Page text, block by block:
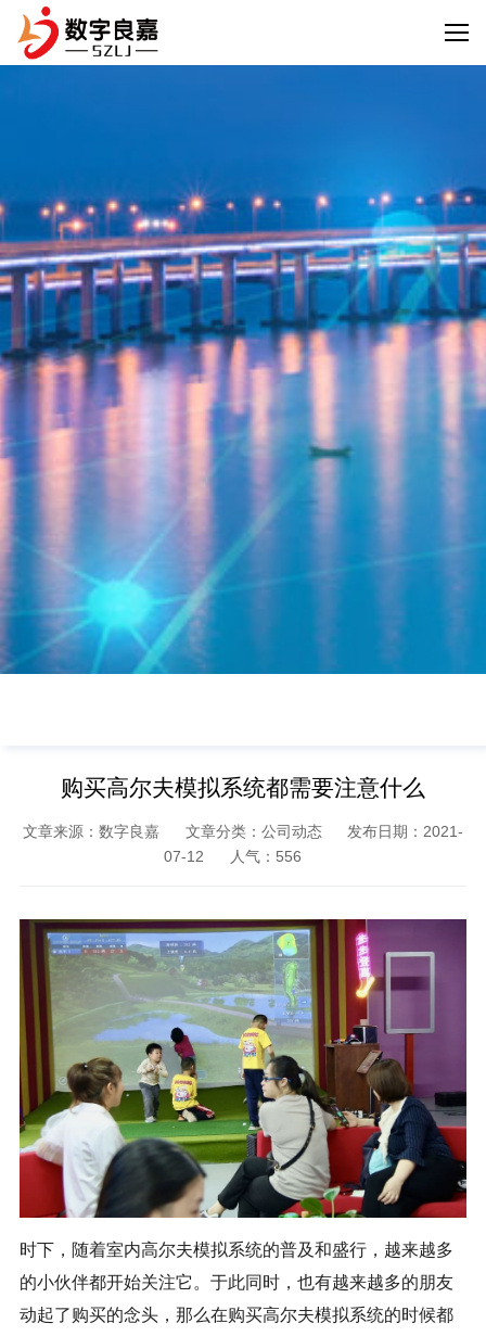
购买高尔夫模拟系统都需要注意什么
文章来源：数字良嘉 文章分类：公司动态
发布日期：2021-
07-12
人气： 556
时下，随着室内高尔夫模拟系统的普及和盛行，越来越多
的小伙伴都开始关注它。于此同时，也有越来越多的朋友
动起了购买的念头，那么在购买高尔夫模拟系统的时候都